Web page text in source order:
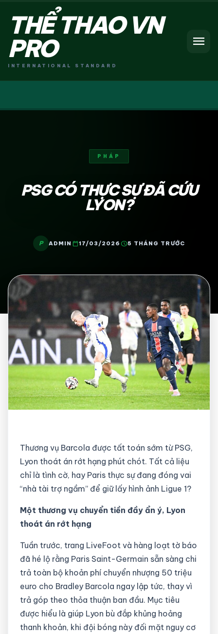
THỂ THAO VN
PRO
INTERNATIONAL STANDARD
menu
PHÁP
PSG CÓ THỰC SỰ ĐÃ CỨU
LYON?
P ADMIN calendar_today17/03/2026 schedule5 THÁNG TRƯỚC
Thương vụ Barcola được tất toán sớm từ PSG,
Lyon thoát án rớt hạng phút chót. Tất cả liệu
chỉ là tình cờ, hay Paris thực sự đang đóng vai
“nhà tài trợ ngầm” để giữ lấy hình ảnh Ligue 1?
Một thương vụ chuyển tiền đầy ẩn ý, Lyon
thoát án rớt hạng
Tuần trước, trang LiveFoot và hàng loạt tờ báo
đã hé lộ rằng Paris Saint-Germain sẵn sàng chi
trả toàn bộ khoản phí chuyển nhượng 50 triệu
euro cho Bradley Barcola ngay lập tức, thay vì
trả góp theo thỏa thuận ban đầu. Mục tiêu
được hiểu là giúp Lyon bù đắp khủng hoảng
thanh khoản, khi đội bóng này đối mặt nguy cơ